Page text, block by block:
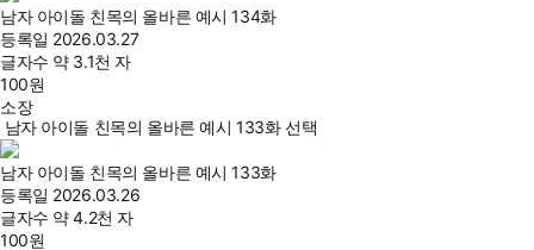
남자 아이돌 친목의 올바른 예시 134화
등록일 2026.03.27
글자수 약 3.1천 자
100원
소장
남자 아이돌 친목의 올바른 예시 133화 선택
남자 아이돌 친목의 올바른 예시 133화
등록일 2026.03.26
글자수 약 4.2천 자
100원